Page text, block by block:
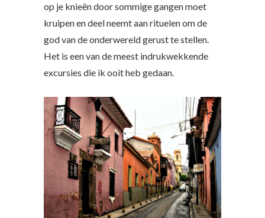
op je knieën door sommige gangen moet
kruipen en deel neemt aan rituelen om de
god van de onderwereld gerust te stellen.
Het is een van de meest indrukwekkende
excursies die ik ooit heb gedaan.